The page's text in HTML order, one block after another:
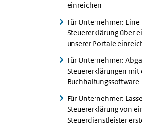
einreichen
Für Unternehmer: Eine
Steuererklärung über
unserer Portale
Für Unternehmer:
Steuererklärungen mit
Buchhaltungssoftware
Für Unternehmer:
Steuererklärung von
Steuerdienstleister